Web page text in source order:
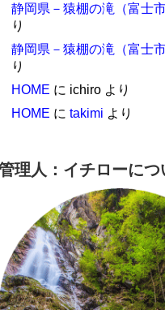
静岡県－猿棚の滝（富士市
り
静岡県－猿棚の滝（富士市
り
HOME に ichiro より
HOME に takimi より
理人：イチローにつ